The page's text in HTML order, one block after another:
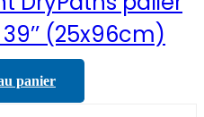
39’’ (25x96cm)
panier